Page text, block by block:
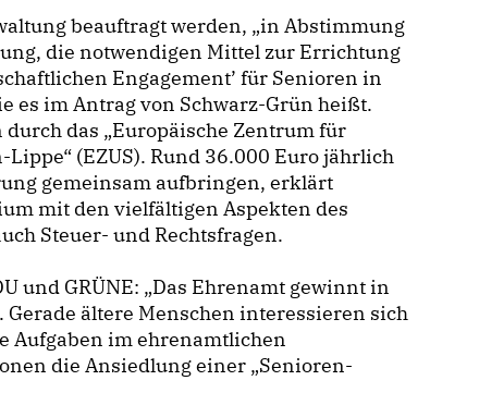
beauftragt werden, „in Abstimmung
die notwendigen Mittel zur Errichtung
Engagement’ für Senioren in
es im Antrag von Schwarz-Grün heißt.
das „Europäische Zentrum für
(EZUS). Rund 36.000 Euro jährlich
gemeinsam aufbringen, erklärt
mit den vielfältigen Aspekten des
Steuer- und Rechtsfragen.
und GRÜNE: „Das Ehrenamt gewinnt in
ältere Menschen interessieren sich
Aufgaben im ehrenamtlichen
die Ansiedlung einer „Senioren-